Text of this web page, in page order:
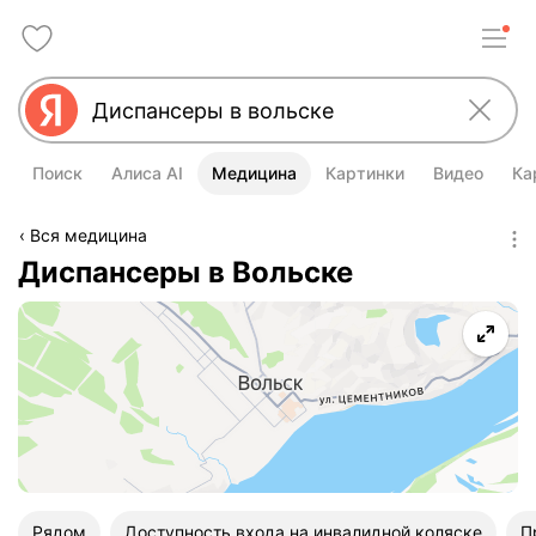
Поиск Алиса AI Медицина Картинки Видео
Вся медицина
Диспансеры в Вольске
Рядом Доступность входа на инвалидной коляске